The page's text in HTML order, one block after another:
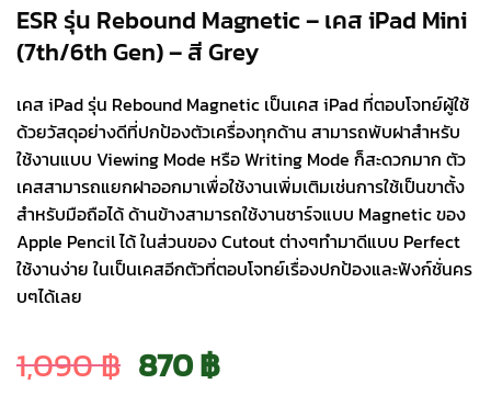
ESR รุ่น Rebound Magnetic – เคส iPad Mini
(7th/6th Gen) – สี Grey
เคส iPad รุ่น Rebound Magnetic เป็นเคส iPad ที่ตอบโจทย์ผู้ใช้
ด้วยวัสดุอย่างดีที่ปกป้องตัวเครื่องทุกด้าน สามารถพับฝาสำหรับ
ใช้งานแบบ Viewing Mode หรือ Writing Mode ก็สะดวกมาก ตัว
เคสสามารถแยกฝาออกมาเพื่อใช้งานเพิ่มเติมเช่นการใช้เป็นขาตั้ง
สำหรับมือถือได้ ด้านข้างสามารถใช้งานชาร์จแบบ Magnetic ของ
Apple Pencil ได้ ในส่วนของ Cutout ต่างๆทำมาดีแบบ Perfect
ใช้งานง่าย ในเป็นเคสอีกตัวที่ตอบโจทย์เรื่องปกป้องและฟังก์ชั่นคร
บๆได้เลย
1,090฿ Original
870฿Current